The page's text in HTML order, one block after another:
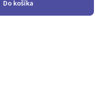
Do košíka